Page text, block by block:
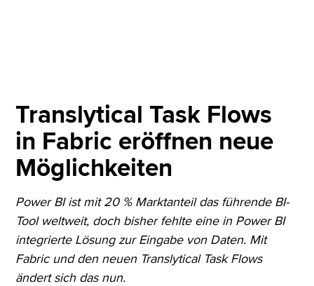
Translytical Task Flows
in Fabric eröffnen neue
Möglichkeiten
Power BI ist mit 20 % Marktanteil das führende BI-
Tool weltweit, doch bisher fehlte eine in Power BI
integrierte Lösung zur Eingabe von Daten. Mit
Fabric und den neuen Translytical Task Flows
ändert sich das nun.